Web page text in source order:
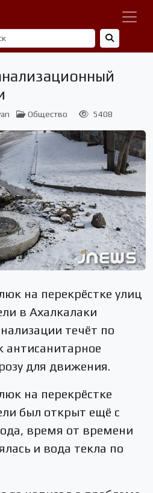
Общество 5408
на перекрёстке улиц
в Ахалкалаки
течёт по
антисанитарное
для движения.
на перекрёстке
был открыт ещё с
время от времени
и вода текла по